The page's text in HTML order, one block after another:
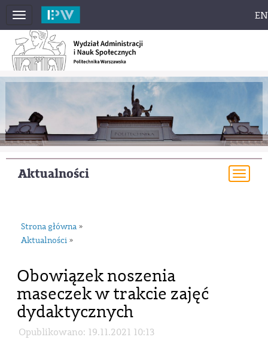
Toggle
navigation
EN
Aktualności
Strona główna »
Aktualności »
Obowiązek noszenia
maseczek w trakcie zajęć
dydaktycznych
Opublikowano: 19.11.2021 10:13